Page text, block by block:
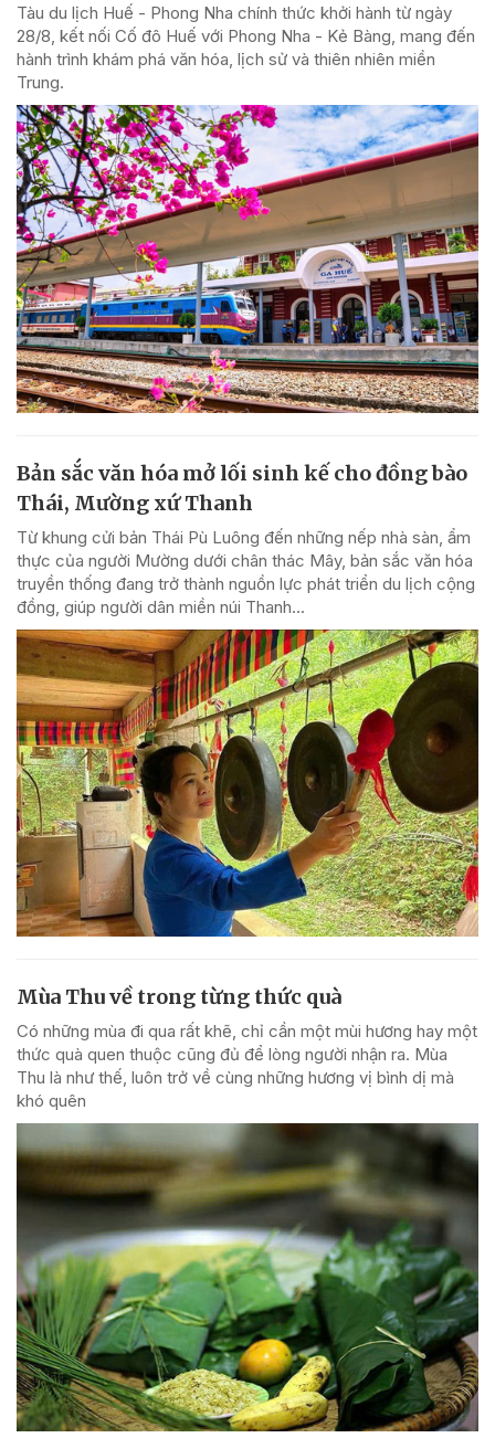
Tàu du lịch Huế - Phong Nha chính thức khởi hành từ ngày
28/8, kết nối Cố đô Huế với Phong Nha - Kẻ Bàng, mang đến
hành trình khám phá văn hóa, lịch sử và thiên nhiên miền
Trung.
Bản sắc văn hóa mở lối sinh kế cho đồng bào
Thái, Mường xứ Thanh
Từ khung cửi bản Thái Pù Luông đến những nếp nhà sàn, ẩm
thực của người Mường dưới chân thác Mây, bản sắc văn hóa
truyền thống đang trở thành nguồn lực phát triển du lịch cộng
đồng, giúp người dân miền núi Thanh...
Mùa Thu về trong từng thức quà
Có những mùa đi qua rất khẽ, chỉ cần một mùi hương hay một
thức quà quen thuộc cũng đủ để lòng người nhận ra. Mùa
Thu là như thế, luôn trở về cùng những hương vị bình dị mà
khó quên